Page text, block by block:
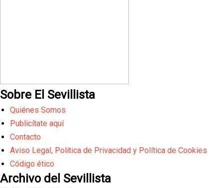
Sobre El Sevillista
Quiénes Somos
Publicítate aquí
Contacto
Aviso Legal, Política de Privacidad y Política de Cookies
Código ético
Archivo del Sevillista